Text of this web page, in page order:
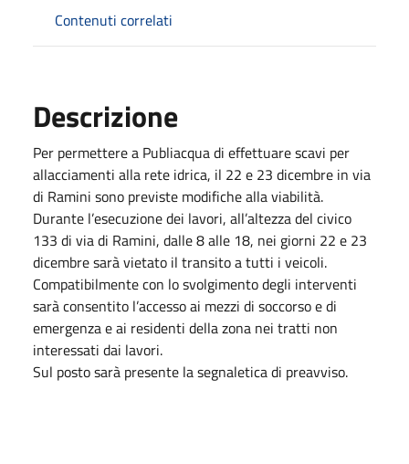
Contenuti correlati
Descrizione
Per permettere a Publiacqua di effettuare scavi per
allacciamenti alla rete idrica, il 22 e 23 dicembre in via
di Ramini sono previste modifiche alla viabilità.
Durante l’esecuzione dei lavori, all’altezza del civico
133 di via di Ramini, dalle 8 alle 18, nei giorni 22 e 23
dicembre sarà vietato il transito a tutti i veicoli.
Compatibilmente con lo svolgimento degli interventi
sarà consentito l’accesso ai mezzi di soccorso e di
emergenza e ai residenti della zona nei tratti non
interessati dai lavori.
Sul posto sarà presente la segnaletica di preavviso.